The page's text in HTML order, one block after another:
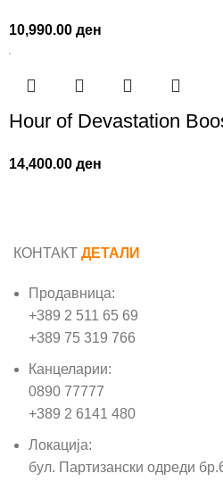
10,990.00ден
Hour of Devastation
14,400.00ден
КОНТАКТ ДЕТАЛИ
Продавница:
+389 2 511 65 69
+389 75 319 766
Канцеларии:
0890 77777
+389 2 6141 480
Локација:
бул. Партизански одреди